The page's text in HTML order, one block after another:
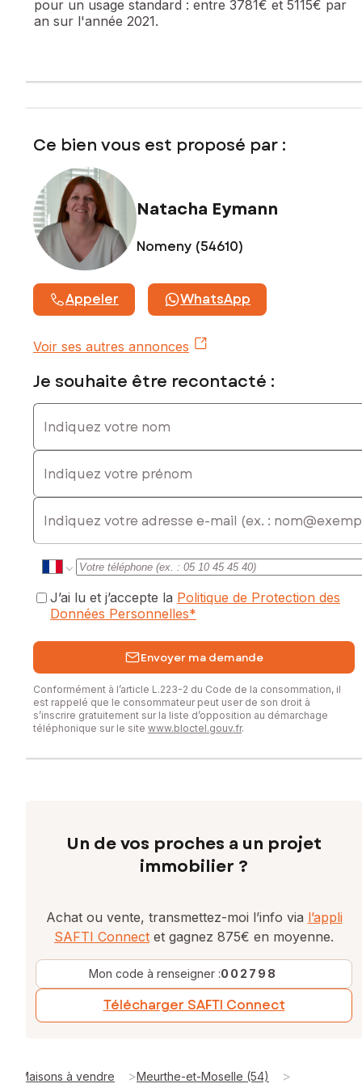
exposé sont disponibles sur le site Géorisques :
www.georisques.gouv.fr
833 537 921
pour un usage standard : entre 3781€ et 5115€ par
an sur l'année 2021.
Ce bien vous est proposé par :
Natacha Eymann
Nomeny (54610)
Appeler WhatsApp
Voir ses autres annonces
Je souhaite être recontacté :
Indiquez votre nom
Indiquez votre prénom
E-mail
J’ai lu et j’accepte la Politique de Protection des
Données Personnelles*
Envoyer ma demande
Conformément à l’article L.223-2 du Code de la consommation, il
est rappelé que le consommateur peut user de son droit à
s’inscrire gratuitement sur la liste d’opposition au démarchage
téléphonique sur le site www.bloctel.gouv.fr.
Un de vos proches a un projet
immobilier ?
Achat ou vente, transmettez-moi l’info via l’appli
SAFTI Connect et gagnez 875€ en moyenne.
Mon code à renseigner :002798
Télécharger SAFTI Connect
Maisons à vendre >Meurthe-et-Moselle (54) >